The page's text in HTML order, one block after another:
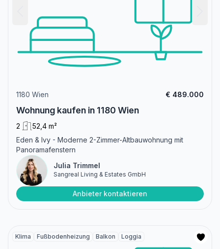
1180 Wien € 489.000
Wohnung kaufen in 1180 Wien
2
52,4 m²
Eden & Ivy - Moderne 2-Zimmer-Altbauwohnung mit
Panoramafenstern
Julia Trimmel
Sangreal Living & Estates GmbH
Anbieter kontaktieren
Klima Fußbodenheizung Balkon Loggia